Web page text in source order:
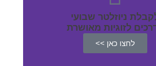
ניוזלטר שבועי
לזוגיות מאושרת
לחצו כאן >>